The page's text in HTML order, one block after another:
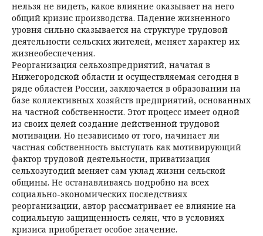
нельзя не видеть, какое влияние оказывает на него
общий кризис производства. Падение жизненного
уровня сильно сказывается на структуре трудовой
деятельности сельских жителей, меняет характер их
жизнеобеспечения.
Реорганизация сельхозпредриятий, начатая в
Нижегородской области и осуществляемая сегодня в
ряде областей России, заключается в образовании на
базе коллективных хозяйств предприятий, основанных
на частной собственности. Этот процесс имеет одной
из своих целей создание действенной трудовой
мотивации. Но независимо от того, начинает ли
частная собственность выступать как мотивирующий
фактор трудовой деятельности, приватизация
сельхозугодий меняет сам уклад жизни сельской
общины. Не останавливаясь подробно на всех
социально-экономических последствиях
реорганизации, автор рассматривает ее влияние на
социальную защищенность селян, что в условиях
кризиса приобретает особое значение.